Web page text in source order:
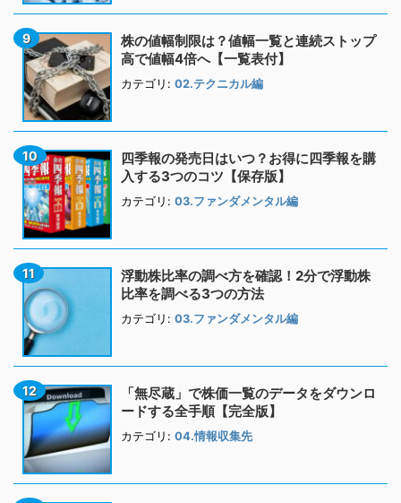
株の値幅制限は？値幅一覧と連続ストップ
高で値幅4倍へ【一覧表付】
カテゴリ: 02.テクニカル編
四季報の発売日はいつ？お得に四季報を購
入する3つのコツ【保存版】
カテゴリ: 03.ファンダメンタル編
浮動株比率の調べ方を確認！2分で浮動株
比率を調べる3つの方法
カテゴリ: 03.ファンダメンタル編
「無尽蔵」で株価一覧のデータをダウンロ
ードする全手順【完全版】
カテゴリ: 04.情報収集先